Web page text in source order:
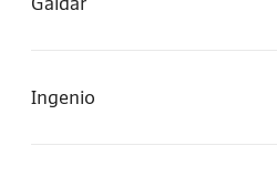
Ingenio